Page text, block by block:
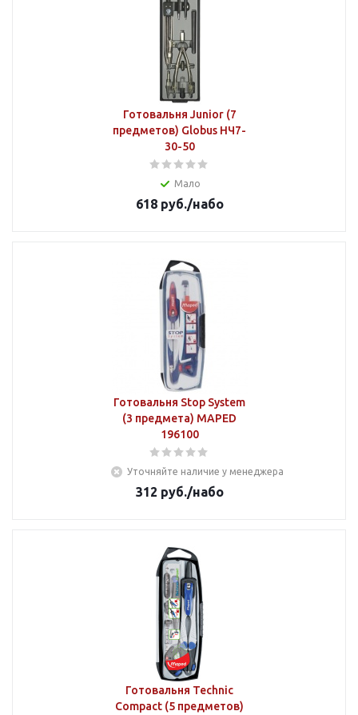
Готовальня Junior (7
предметов) Globus НЧ7-
30-50
Мало
618руб./набо
Готовальня Stop System
(3 предмета) MAPED
196100
Уточняйте наличие у менеджера
312 руб./набо
Готовальня Technic
Compact (5 предметов)